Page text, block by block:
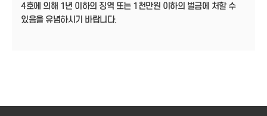
4호에 의해 1년 이하의 징역 또는 1천만원 이하의 벌금에 처할 수
있음을 유념하시기 바랍니다.